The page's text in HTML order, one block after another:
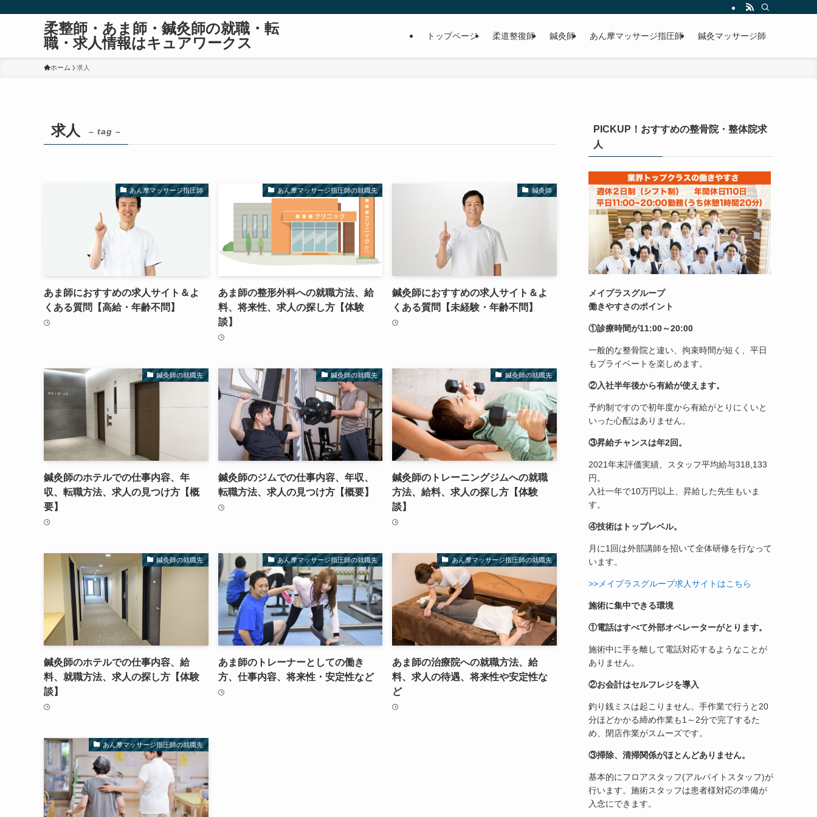
柔整師・あま師・鍼灸師の就職・転
職・求人情報はキュアワークス
トップページ 柔道整復師 鍼灸師 あん摩マッサージ指圧師 鍼灸マッサージ師
ホーム 求人
求人 – tag –
あん摩マッサージ指圧師
あま師におすすめの求人サイト＆よ
くある質問【高給・年齢不問】
あん摩マッサージ指圧師の就職先
あま師の整形外科への就職方法、給
料、将来性、求人の探し方【体験
談】
鍼灸師
鍼灸師におすすめの求人サイト＆よ
くある質問【未経験・年齢不問】
鍼灸師の就職先
鍼灸師のホテルでの仕事内容、年
収、転職方法、求人の見つけ方【概
要】
鍼灸師の就職先
鍼灸師のジムでの仕事内容、年収、
転職方法、求人の見つけ方【概要】
鍼灸師の就職先
鍼灸師のトレーニングジムへの就職
方法、給料、求人の探し方【体験
談】
鍼灸師の就職先
鍼灸師のホテルでの仕事内容、給
料、就職方法、求人の探し方【体験
談】
あん摩マッサージ指圧師の就職先
あま師のトレーナーとしての働き
方、仕事内容、将来性・安定性など
あん摩マッサージ指圧師の就職先
あま師の治療院への就職方法、給
料、求人の待遇、将来性や安定性な
ど
あん摩マッサージ指圧師の就職先
PICKUP！おすすめの整骨院・整体院求
人
メイプラスグループ
働きやすさのポイント
①診療時間が11:00～20:00
一般的な整骨院と違い、拘束時間が短く、平日
もプライベートを楽しめます。
②入社半年後から有給が使えます。
予約制ですので初年度から有給がとりにくいと
いった心配はありません。
③昇給チャンスは年2回。
2021年末評価実績、スタッフ平均給与318,133
円。
入社一年で10万円以上、昇給した先生もいま
す。
④技術はトップレベル。
月に1回は外部講師を招いて全体研修を行なって
います。
>>メイプラスグループ求人サイトはこちら
施術に集中できる環境
①電話はすべて外部オペレーターがとります。
施術中に手を離して電話対応するようなことが
ありません。
②お会計はセルフレジを導入
釣り銭ミスは起こりません。手作業で行うと20
分ほどかかる締め作業も1～2分で完了するた
め、閉店作業がスムーズです。
③掃除、清掃関係がほとんどありません。
基本的にフロアスタッフ(アルバイトスタッフ)が
行います。施術スタッフは患者様対応の準備が
入念にできます。